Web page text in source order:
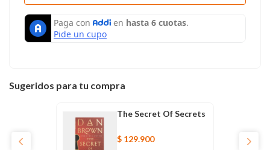
Sugeridos para tu compra
The Secret Of Secrets
$ 129.900